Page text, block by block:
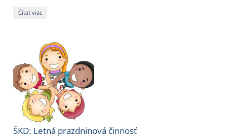
Správne
Čítať viac
ŠKD: Letná prazdninová činnosť